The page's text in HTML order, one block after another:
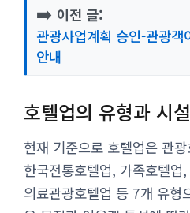
➡️ 이전 글:
관광사업계획 승인-관광객
안내
호텔업의 유형과 시
현재 기준으로 호텔업은 관
한국전통호텔업, 가족호텔
의료관광호텔업 등 7개 유형